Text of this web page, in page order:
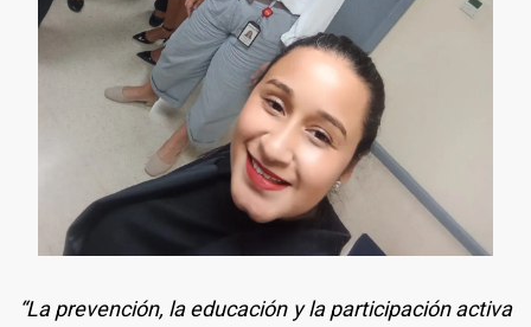
“La prevención, la educación y la participación activa